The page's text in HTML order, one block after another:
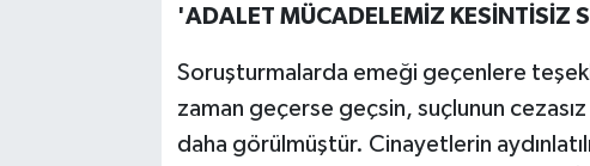
'ADALET MÜCADELEMİZ KESİNTİSİZ
Soruşturmalarda emeği geçenlere
zaman geçerse geçsin, suçlunun
daha görülmüştür. Cinayetlerin